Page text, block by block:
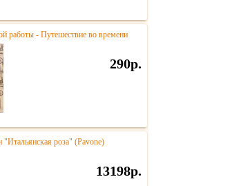
работы - Путешествие во времени
290р.
роза" (Pavone)
13198р.